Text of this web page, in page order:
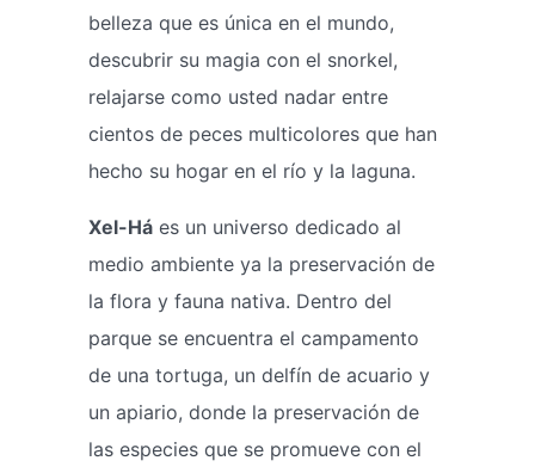
belleza que es única en el mundo,
descubrir su magia con el snorkel,
relajarse como usted nadar entre
cientos de peces multicolores que han
hecho su hogar en el río y la laguna.
Xel-Há es un universo dedicado al
medio ambiente ya la preservación de
la flora y fauna nativa. Dentro del
parque se encuentra el campamento
de una tortuga, un delfín de acuario y
un apiario, donde la preservación de
las especies que se promueve con el